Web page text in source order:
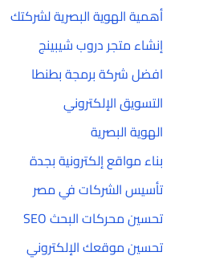
أهمية الهوية البصرية لشركتك
إنشاء متجر دروب شيبينج
افضل شركة برمجة بطنطا
التسويق الإلكتروني
الهوية البصرية
بناء مواقع إلكترونية بجدة
تأسيس الشركات في مصر
تحسين محركات البحث SEO
تحسين موقعك الإلكتروني